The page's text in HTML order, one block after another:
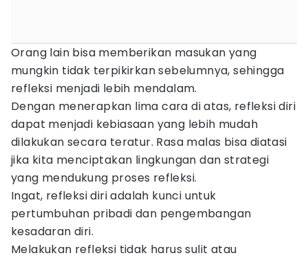
Orang lain bisa memberikan masukan yang
mungkin tidak terpikirkan sebelumnya, sehingga
refleksi menjadi lebih mendalam.
Dengan menerapkan lima cara di atas, refleksi diri
dapat menjadi kebiasaan yang lebih mudah
dilakukan secara teratur. Rasa malas bisa diatasi
jika kita menciptakan lingkungan dan strategi
yang mendukung proses refleksi.
Ingat, refleksi diri adalah kunci untuk
pertumbuhan pribadi dan pengembangan
kesadaran diri.
Melakukan refleksi tidak harus sulit atau